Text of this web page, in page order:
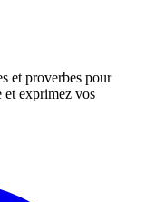
et proverbes pour
et exprimez vos